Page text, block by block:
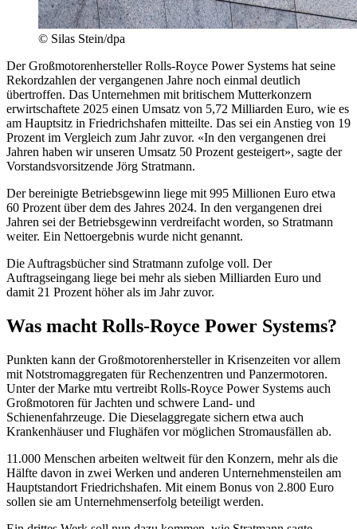
© Silas Stein/dpa
Der Großmotorenhersteller Rolls-Royce Power Systems hat seine
Rekordzahlen der vergangenen Jahre noch einmal deutlich
übertroffen. Das Unternehmen mit britischem Mutterkonzern
erwirtschaftete 2025 einen Umsatz von 5,72 Milliarden Euro, wie es
am Hauptsitz in Friedrichshafen mitteilte. Das sei ein Anstieg von 19
Prozent im Vergleich zum Jahr zuvor. «In den vergangenen drei
Jahren haben wir unseren Umsatz 50 Prozent gesteigert», sagte der
Vorstandsvorsitzende Jörg Stratmann.
Der bereinigte Betriebsgewinn liege mit 995 Millionen Euro etwa
60 Prozent über dem des Jahres 2024. In den vergangenen drei
Jahren sei der Betriebsgewinn verdreifacht worden, so Stratmann
weiter. Ein Nettoergebnis wurde nicht genannt.
Die Auftragsbücher sind Stratmann zufolge voll. Der
Auftragseingang liege bei mehr als sieben Milliarden Euro und
damit 21 Prozent höher als im Jahr zuvor.
Was macht Rolls-Royce Power Systems?
Punkten kann der Großmotorenhersteller in Krisenzeiten vor allem
mit Notstromaggregaten für Rechenzentren und Panzermotoren.
Unter der Marke mtu vertreibt Rolls-Royce Power Systems auch
Großmotoren für Jachten und schwere Land- und
Schienenfahrzeuge. Die Dieselaggregate sichern etwa auch
Krankenhäuser und Flughäfen vor möglichen Stromausfällen ab.
11.000 Menschen arbeiten weltweit für den Konzern, mehr als die
Hälfte davon in zwei Werken und anderen Unternehmensteilen am
Hauptstandort Friedrichshafen. Mit einem Bonus von 2.800 Euro
sollen sie am Unternehmenserfolg beteiligt werden.